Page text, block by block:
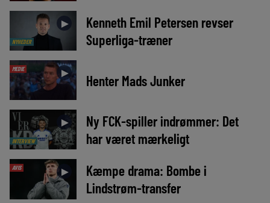
NYHEDER
►
Kenneth Emil Petersen revser
Superliga-træner
MEDIE ► Henter Mads Junker
INTERVIEW
►
Ny FCK-spiller indrømmer: Det
har været mærkeligt
AVIS ►
Kæmpe drama: Bombe i
Lindstrøm-transfer